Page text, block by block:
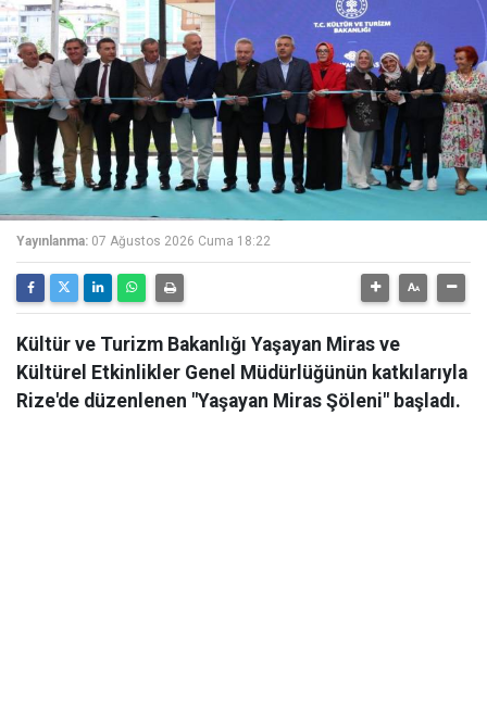
Yayınlanma: 07 Ağustos 2026 Cuma 18:22
Kültür ve Turizm Bakanlığı Yaşayan Miras ve
Kültürel Etkinlikler Genel Müdürlüğünün katkılarıyla
Rize'de düzenlenen "Yaşayan Miras Şöleni" başladı.